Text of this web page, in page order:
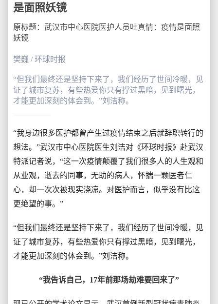
是面照妖镜
原标题：武汉市中心医院医护人员吐真情：疫情是面照
妖镜
樊巍 / 环球时报
“但我们最终还是坚持下来了，我们经历了世间冷暖，见
证了城市复苏，有些热爱你只有撑过黑暗，见到曙光，
才能更加深刻的体会到。”刘洁称。
“我身边很多医护都曾产生过疫情结束之后就辞职转行的
想法。”武汉市中心医院医生刘洁对《环球时报》赴武汉
特派记者说，“这一次疫情颠覆了我们很多人的人生观和
从业观，逝去的同事，无助的病人，怀揣一颗医者仁
心，却一次次被现实浇凉。对医护而言，似乎没有比这
更绝望的事。”
“但我们最终还是坚持下来了，我们经历了世间冷暖，见
证了城市复苏，有些热爱你只有撑过黑暗，见到曙光，
才能更加深刻的体会到。”刘洁称。
“我告诉自己，17年前那场劫难要回来了”